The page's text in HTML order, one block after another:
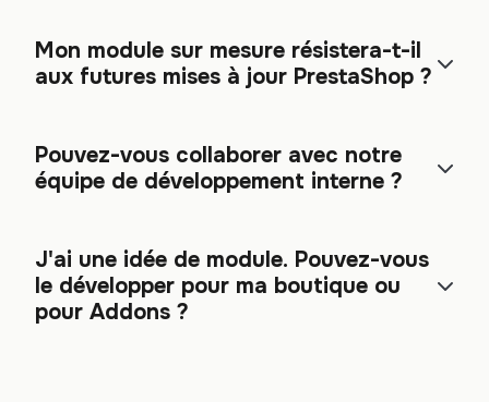
Mon module sur mesure résistera-t-il
aux futures mises à jour PrestaShop ?
Pouvez-vous collaborer avec notre
équipe de développement interne ?
J'ai une idée de module. Pouvez-vous
le développer pour ma boutique ou
pour Addons ?